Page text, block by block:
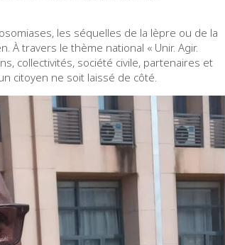
les séquelles de la lèpre ou de la
À travers le thème national « Unir. Agir.
collectivités, société civile, partenaires et
citoyen ne soit laissé de côté.